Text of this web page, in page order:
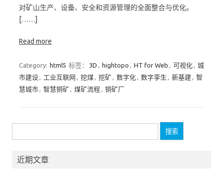
对矿山生产、设备、安全和资源管理的全面整合与优化。
[……]
Read more
Category: html5 标签： 3D , hightopo , HT for Web , 可视化, 城
市建设, 工业互联网 , 挖煤, 挖矿, 数字化, 数字孪生 , 新基建, 智
慧城市, 智慧铜矿, 煤矿流程, 铜矿厂
索：
近期文章